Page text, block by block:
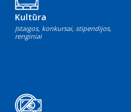
Kultūra
Įstaigos, konkursai, stipendijos,
renginiai